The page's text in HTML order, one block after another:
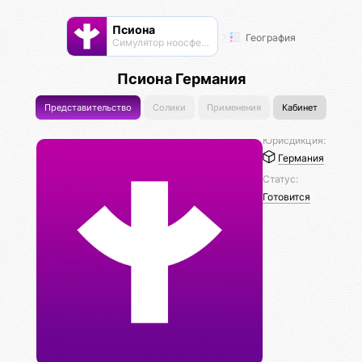
Псиона
Cимулятор ноосферы География
Псиона Германия
Представительство Солики Применения Кабинет
Юрисдикция:
Германия
Статус:
Готовится